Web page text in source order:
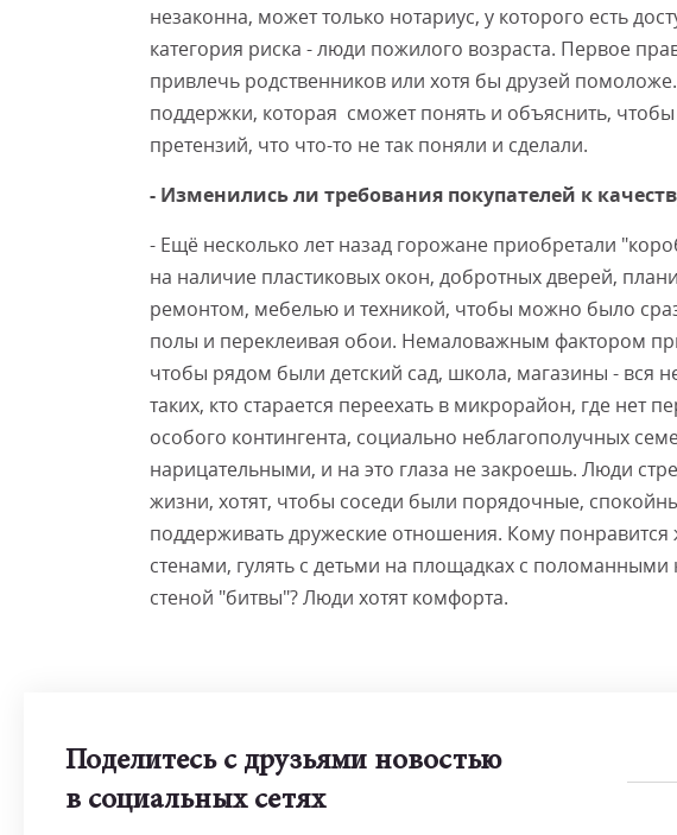
незаконна, может только нотариус, у которого есть
категория риска - люди пожилого возраста. Первое
привлечь родственников или хотя бы друзей
поддержки, которая сможет понять и объяснить,
претензий, что что-то не так поняли и сделали.
- Изменились ли требования покупателей к
- Ещё несколько лет назад горожане приобретали
на наличие пластиковых окон, добротных дверей,
ремонтом, мебелью и техникой, чтобы можно было
полы и переклеивая обои. Немаловажным фактором
чтобы рядом были детский сад, школа, магазины - вся
таких, кто старается переехать в микрорайон, где нет
особого контингента, социально неблагополучных
нарицательными, и на это глаза не закроешь. Люди
жизни, хотят, чтобы соседи были порядочные,
поддерживать дружеские отношения. Кому
стенами, гулять с детьми на площадках с
стеной "битвы"? Люди хотят комфорта.
Поделитесь с друзьями новостью
в социальных сетях